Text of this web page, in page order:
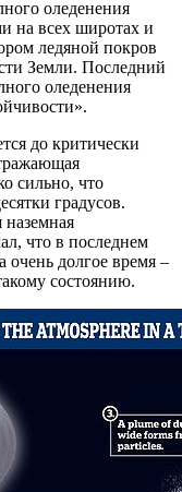
оледенения
на всех широтах и
ледяной покров
Земли. Последний
оледенения
до критически
сильно, что
градусов.
наземная
что в последнем
очень долгое время –
состоянию.